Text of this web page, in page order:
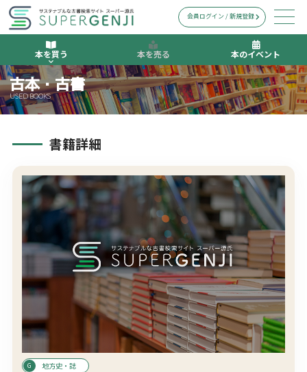
本を買う 本を売る 本のイベント
会員ログイン / 新規登録
古本・古書
USED BOOKS
書籍詳細
地方史・誌